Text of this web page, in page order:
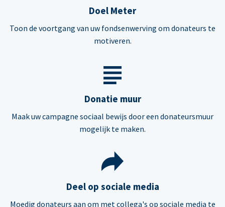
Doel Meter
Toon de voortgang van uw fondsenwerving om donateurs te
motiveren.
Donatie muur
Maak uw campagne sociaal bewijs door een donateursmuur
mogelijk te maken.
Deel op sociale media
Moedig donateurs aan om met collega's op sociale media te